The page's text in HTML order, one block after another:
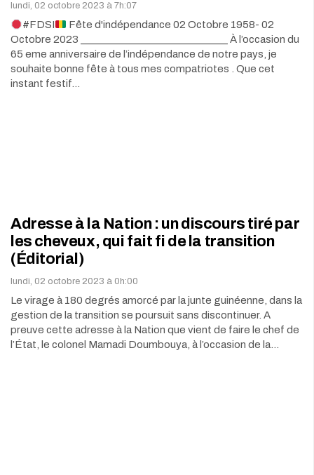
lundi, 02 octobre 2023 à 7h:07
#FDSI
Fête d'indépendance 02 Octobre 1958- 02
Octobre 2023 ______________________________ À l’occasion du
65 eme anniversaire de l’indépendance de notre pays, je
souhaite bonne fête à tous mes compatriotes . Que cet
instant festif…
Adresse à la Nation : un discours tiré par
les cheveux, qui fait fi de la transition
(Éditorial)
lundi, 02 octobre 2023 à 0h:00
Le virage à 180 degrés amorcé par la junte guinéenne, dans la
gestion de la transition se poursuit sans discontinuer. A
preuve cette adresse à la Nation que vient de faire le chef de
l’État, le colonel Mamadi Doumbouya, à l’occasion de la…